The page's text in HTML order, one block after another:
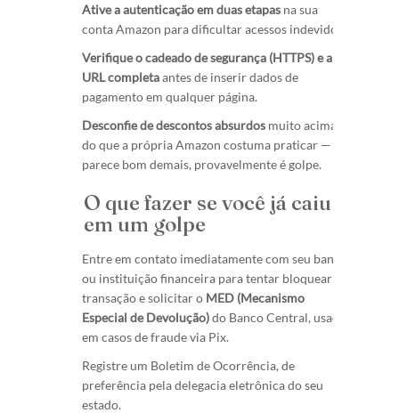
Ative a autenticação em duas etapas na sua
conta Amazon para dificultar acessos indevidos.
Verifique o cadeado de segurança (HTTPS) e a
URL completaantes de inserir dados de
pagamento em qualquer página.
Desconfie de descontos absurdos muito acima
do que a própria Amazon costuma praticar — se
parece bom demais, provavelmente é golpe.
O que fazer se você já caiu
em um golpe
Entre em contato imediatamente com seu banco
ou instituição financeira para tentar bloquear a
transação e solicitar o MED (Mecanismo
Especial de Devolução)do Banco Central, usado
em casos de fraude via Pix.
Registre um Boletim de Ocorrência, de
preferência pela delegacia eletrônica do seu
estado.